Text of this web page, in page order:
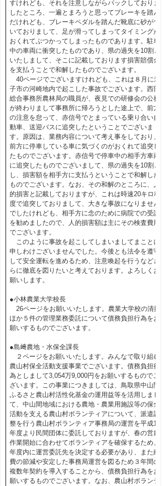
すけれども、それを注意しながらバックしておりま
したところ、一遍とまろうと思ってブレーキを踏ん
だけれども、ブレーキペダルを踏んだ靴底に砂がつ
いておりまして、足が滑ってしまってタイミングが
おくれてぶつかってしまったものであります。駐車
中の車両に衝突したものであり、県の過失を10割と
いたしまして、そこに記載しております損害賠償金
を支払うことで和解したものでございます。
40ページでございますけれども、これは８月に米
子市の河崎地内で起こした事故でございます。西部
総合事務所農林局の職員が、夜見での研修会の公務
が終わりまして事務所に帰ろうとした途上で、前方
の注意を怠って、赤信号でとまっている乗り合い自
動車、送迎バスに追突したということでございま
す。原因は、業務内容について考え事をしており、
前方に停車している車に気づくのがおくれて追突し
たものでございます。赤信号で停車中の相手方車両
に追突したものでございまして、県の過失を10割と
し、損害額を相手方に支払うということで和解した
ものでございます。なお、その和解のところに、人
的損害と記載しておりますが、これは時速20キロ程
度で追突しておりまして、大きな事故になりません
でしたけれども、相手方に念のために病院での受診
を勧めましたので、人的損害額は主にその検査費用
でございます。
このように事故を起こしてしまいましてまことに
申しわけございませんでした。今後とも法令を遵守
して安全運転を進めるため、注意喚起を行うなどさ
らに徹底を図りたいと考えております。よろしくお
願いします。
●小林農業大学校長
26ページをお願いいたします。農業大学校の清掃
ほか５件の管理業務委託について債務負担行為をお
願いするものでございます。
●島﨑農地・水保全課長
２ページをお願いいたします。みんなで取り組む
農山村保全活動支援事業でございます。債務負担行
為としまして3,054万9,000円をお願いするものでご
ざいます。この事業につきましては、鳥取県中山間
ふるさと農山村活性化基金の運用益等を活用しまし
て、中山間地域における農地・農業用施設等の保全
活動を支える農山村ボランティアについて、派遣調
整を行う農山村ボランティア事務局の運営を平成16
年度より民間団体に委託しておりますが、春の営農
作業開始に合わせてボランティアを確保するため、
年度内に運営委託先を決定する必要があり、また経
費の節減や安定した事務局運営を図るため３年間の
複数年契約を導入することから、債務負担行為をお
願いするものでございます。なお、農山村ボランテ